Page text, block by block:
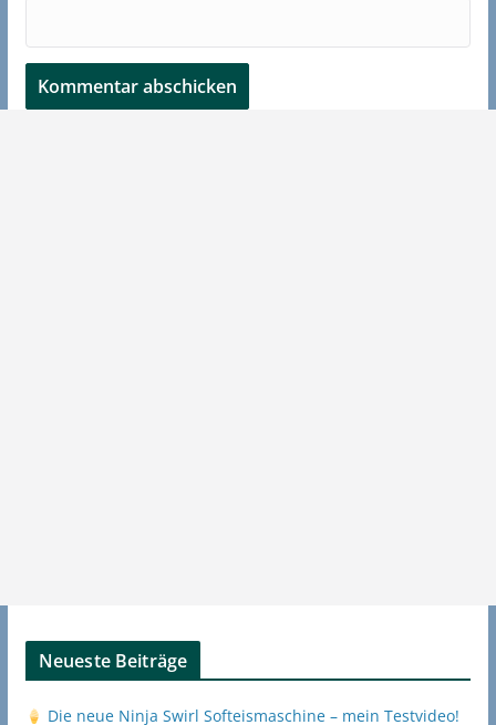
Neueste Beiträge
Die neue Ninja Swirl Softeismaschine – mein Testvideo!